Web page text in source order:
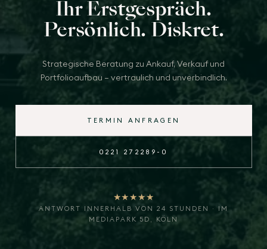
Ihr Erstgespräch.
Persönlich. Diskret.
Strategische Beratung zu Ankauf, Verkauf und
Portfolioaufbau — vertraulich und unverbindlich.
TERMIN ANFRAGEN
0221 272289-0
★★★★★
ANTWORT INNERHALB VON 24 STUNDEN · IM
MEDIAPARK 5D, KÖLN